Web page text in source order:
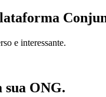
e interessante.
sua ONG.